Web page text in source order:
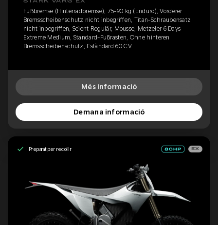
STARK VARG EX
Fußbremse (Hinterradbremse), 75-90 kg (Enduro), Vorderer
Bremsscheibenschutz nicht inbegriffen, Titan-Schraubensatz
nicht inbegriffen, Seient Regulär, Mousse, Metzeler 6 Days
Extreme Medium, Standard-Fußrasten, Ohne hinteren
Bremsscheibenschutz, Estàndard 60 CV
Més informació
Demana informació
Preparat per recollir EX